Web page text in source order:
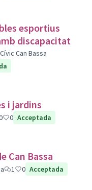
discapacitat
Can Bassa
i jardins
0 Acceptada
de Can Bassa
1 0 Acceptada